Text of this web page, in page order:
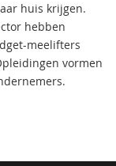
huis krijgen.
hebben
meelifters
vormen